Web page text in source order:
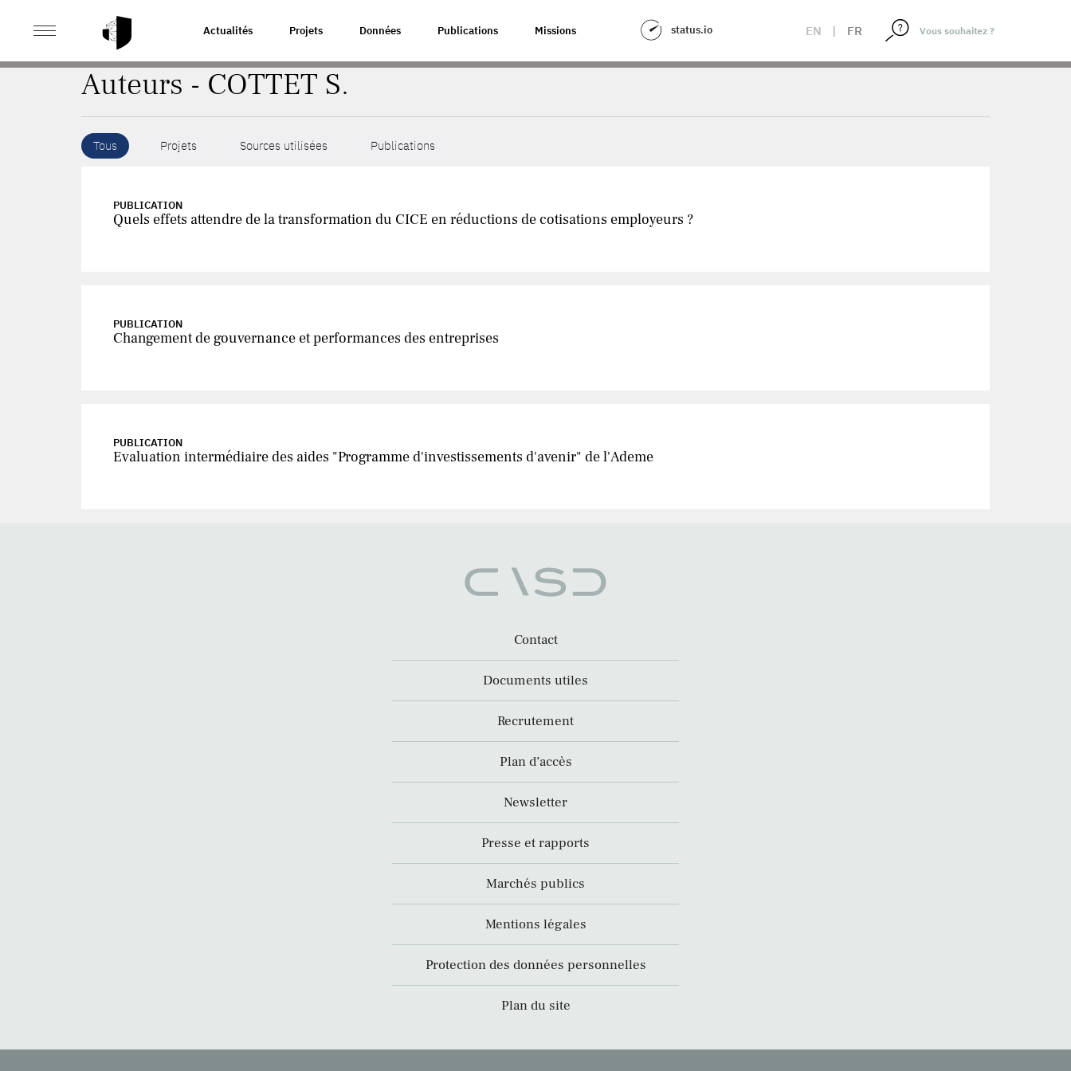
Actualités Projets Données Publications Missions status.io EN | FR
ACCUEIL
Auteurs - COTTET S.
Tous Projets Sources utilisées Publications
PUBLICATION
Quels effets attendre de la transformation du CICE en réductions de cotisations employeurs ?
PUBLICATION
Changement de gouvernance et performances des entreprises
PUBLICATION
Evaluation intermédiaire des aides "Programme d'investissements d'avenir" de l'Ademe
Contact
Documents utiles
Recrutement
Plan d’accès
Newsletter
Presse et rapports
Marchés publics
Mentions légales
Protection des données personnelles
Plan du site